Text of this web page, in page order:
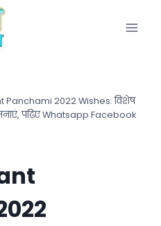
Panchami 2022 Wishes: विशेष
पढ़िए Whatsapp Facebook